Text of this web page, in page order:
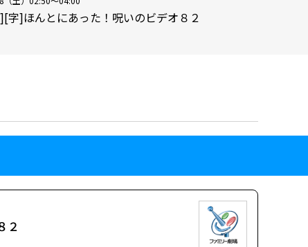
字]ほんとにあった！呪いのビデオ８２
２